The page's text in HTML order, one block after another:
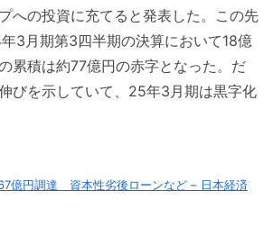
への投資に充てると発表した。この先
3月期第3四半期の決算において18億
累積は約77億円の赤字となった。だ
びを示していて、25年3月期は黒字化
億円調達 資本性劣後ローンなど – 日本経済